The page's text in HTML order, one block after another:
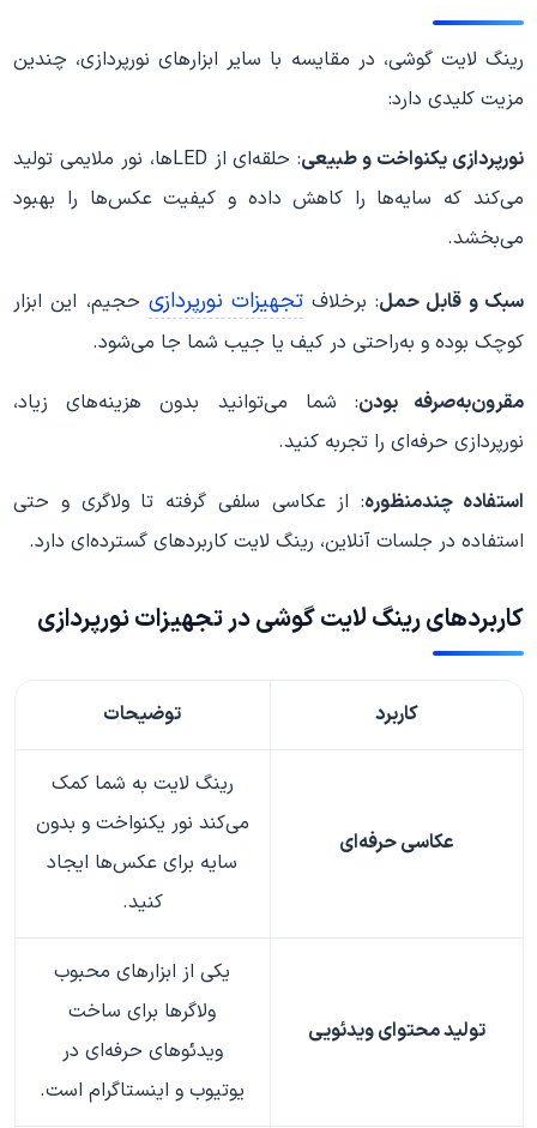
رینگ لایت گوشی، در مقایسه با سایر ابزارهای نورپردازی، چندین
مزیت کلیدی دارد:
نورپردازی یکنواخت و طبیعی
: حلقه‌ای از LED‌ها، نور ملایمی تولید
می‌کند که سایه‌ها را کاهش داده و کیفیت عکس‌ها را بهبود
می‌بخشد.
سبک و قابل حمل: برخلافتجهیزات نورپردازی حجیم، این ابزار
کوچک بوده و به‌راحتی در کیف یا جیب شما جا می‌شود.
مقرون‌به‌صرفه بودن: شما می‌توانید بدون هزینه‌های زیاد،
نورپردازی حرفه‌ای را تجربه کنید.
استفاده چندمنظوره: از عکاسی سلفی گرفته تا ولاگری و حتی
استفاده در جلسات آنلاین، رینگ لایت کاربردهای گسترده‌ای دارد.
کاربردهای رینگ لایت گوشی در تجهیزات نورپردازی
کاربرد توضیحات
عکاسی حرفه‌ای
رینگ لایت به شما کمک
می‌کند نور یکنواخت و بدون
سایه برای عکس‌ها ایجاد
کنید.
تولید محتوای ویدئویی
یکی از ابزارهای محبوب
ولاگرها برای ساخت
ویدئوهای حرفه‌ای در
یوتیوب و اینستاگرام است.